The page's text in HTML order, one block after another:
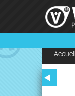
Accueil